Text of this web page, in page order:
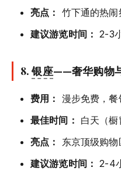
亮点： 竹下通的热
建议游览时间： 2-3
8.银座——奢华购物
费用： 漫步免费，
最佳时间： 白天（橱
亮点：
东京顶级购
建议游览时间： 2-4